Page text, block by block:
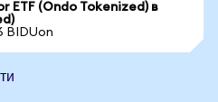
ETF (Ondo Tokenized) в
BIDUon